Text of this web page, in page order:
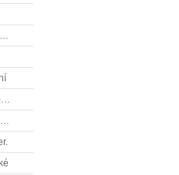
Teodolity elektronické, optické
Terče signalizační ( drony ), terče pro fotogrammetrii
Totální stanice LEICA BUILDER